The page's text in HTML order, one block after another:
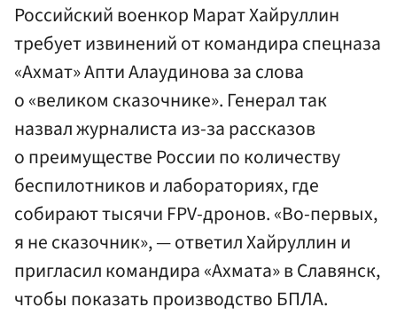
Российский военкор Марат Хайруллин
требует извинений от командира спецназа
«Ахмат» Апти Алаудинова за слова
о «великом сказочнике». Генерал так
назвал журналиста из-за рассказов
о преимуществе России по количеству
беспилотников и лабораториях, где
собирают тысячи FPV-дронов. «Во-первых,
я не сказочник», — ответил Хайруллин и
пригласил командира «Ахмата» в Славянск,
чтобы показать производство БПЛА.